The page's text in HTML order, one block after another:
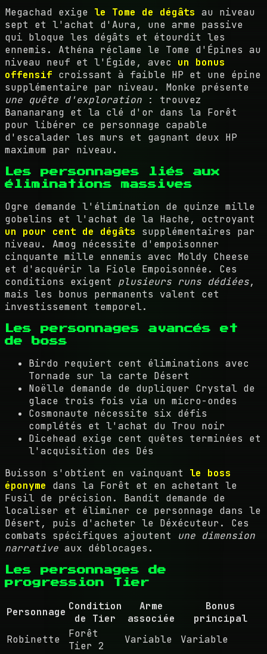
Megachad exige le Tome de dégâts au niveau
sept et l'achat d'Aura, une arme passive
qui bloque les dégâts et étourdit les
ennemis. Athéna réclame le Tome d'Épines au
niveau neuf et l'Égide, avec un bonus
offensif croissant à faible HP et une épine
supplémentaire par niveau. Monke présente
une quête d'exploration : trouvez
Bananarang et la clé d'or dans la Forêt
pour libérer ce personnage capable
d'escalader les murs et gagnant deux HP
maximum par niveau.
Les personnages liés aux
éliminations massives
Ogre demande l'élimination de quinze mille
gobelins et l'achat de la Hache, octroyant
un pour cent de dégâts supplémentaires par
niveau. Amog nécessite d'empoisonner
cinquante mille ennemis avec Moldy Cheese
et d'acquérir la Fiole Empoisonnée. Ces
conditions exigent plusieurs runs dédiées,
mais les bonus permanents valent cet
investissement temporel.
Les personnages avancés et
de boss
Birdo requiert cent éliminations avec
Tornade sur la carte Désert
Noëlle demande de dupliquer Crystal de
glace trois fois via un micro-ondes
Cosmonaute nécessite six défis
complétés et l'achat du Trou noir
Dicehead exige cent quêtes terminées et
l'acquisition des Dés
Buisson s'obtient en vainquant le boss
éponyme dans la Forêt et en achetant le
Fusil de précision. Bandit demande de
localiser et éliminer ce personnage dans le
Désert, puis d'acheter le Déxécuteur. Ces
combats spécifiques ajoutent une dimension
narrative aux déblocages.
Les personnages de
progression Tier
Personnage Condition
de Tier
Arme
associée
Bonus
principal
Robinette
Forêt
Tier 2
Variable Variable